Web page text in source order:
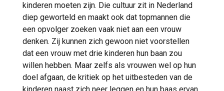
kinderen moeten zijn. Die cultuur zit in Nederland
diep geworteld en maakt ook dat topmannen die
een opvolger zoeken vaak niet aan een vrouw
denken. Zij kunnen zich gewoon niet voorstellen
dat een vrouw met drie kinderen hun baan zou
willen hebben. Maar zelfs als vrouwen wel op hun
doel afgaan, de kritiek op het uitbesteden van de